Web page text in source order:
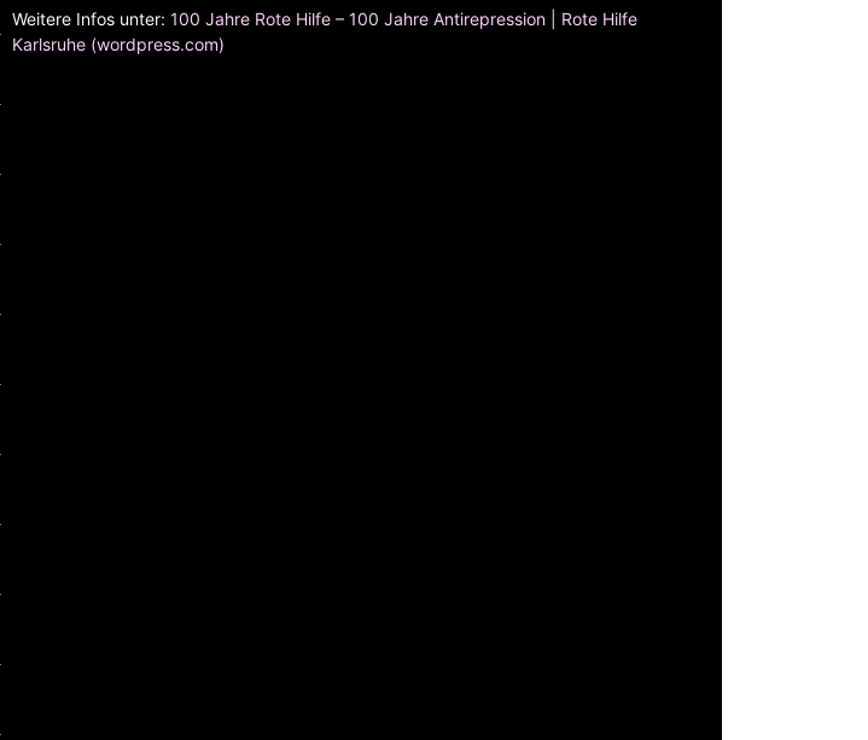
Weitere Infos unter:100 Jahre Rote Hilfe – 100 Jahre Antirepression | Rote Hilfe
Karlsruhe (wordpress.com)